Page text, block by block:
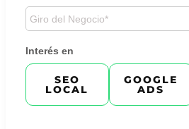
Interés en
SEO
LOCAL
GOOGLE
ADS